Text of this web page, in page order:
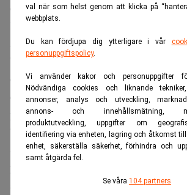
val när som helst genom att klicka på
webbplats.
Du kan fördjupa dig ytterligare i vår
personuppgiftspolicy.
Vi använder kakor och personuppgifter
Nödvändiga cookies och liknande
annonser, analys och utveckling,
annons- och innehållsmätning,
produktutveckling, uppgifter om
identifiering via enheten, lagring och åtkomst
enhet, säkerställa säkerhet, förhindra och
samt åtgärda fel.
Se våra 104 partners
omsättningen under Q3 var 40 miljoner
ligger något efter den interna
Aegirbio fått problem på grund av ökad
”Prisbilden speglas av att kinesiska tester
översvämmat marknaden och tryckt ner
dock fortfarande med att kunna ta
produkt och hålla vår marginal kring 40
bolaget.
Som om problemen inte vore nog så
planerade uppköpet av Dynamic Code av
sjunkande börskurs. Sedan affären